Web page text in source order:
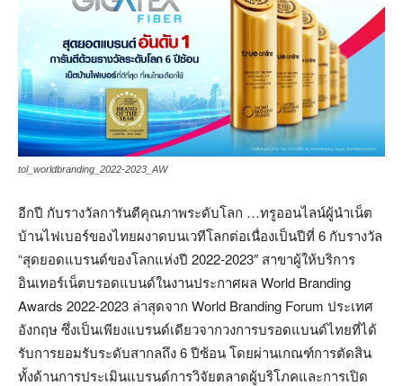
tol_worldbranding_2022-2023_AW
อีกปี กับรางวัลการันตีคุณภาพระดับโลก …ทรูออนไลน์ผู้นำเน็ต
บ้านไฟเบอร์ของไทยผงาดบนเวทีโลกต่อเนื่องเป็นปีที่ 6 กับรางวัล
“สุดยอดแบรนด์ของโลกแห่งปี 2022-2023″ สาขาผู้ให้บริการ
อินเทอร์เน็ตบรอดแบนด์ในงานประกาศผล World Branding
Awards 2022-2023 ล่าสุดจาก World Branding Forum ประเทศ
อังกฤษ ซึ่งเป็นเพียงแบรนด์เดียวจากวงการบรอดแบนด์ไทยที่ได้
รับการยอมรับระดับสากลถึง 6 ปีซ้อน โดยผ่านเกณฑ์การตัดสิน
ทั้งด้านการประเมินแบรนด์การวิจัยตลาดผู้บริโภคและการเปิด